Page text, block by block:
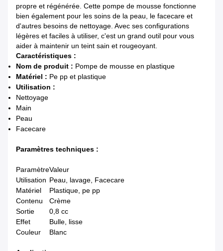
propre et régénérée. Cette pompe de mousse fonctionne
bien également pour les soins de la peau, le facecare et
d'autres besoins de nettoyage. Avec ses configurations
légères et faciles à utiliser, c'est un grand outil pour vous
aider à maintenir un teint sain et rougeoyant.
Caractéristiques :
Nom de produit : Pompe de mousse en plastique
Matériel : Pe pp et plastique
Utilisation :
Nettoyage
Main
Peau
Facecare
Paramètres techniques :
ParamètreValeur
Utilisation Peau, lavage, Facecare
Matériel
Plastique, pe pp
Contenu
Crème
Sortie
0,8 cc
Effet
Bulle, lisse
Couleur
Blanc